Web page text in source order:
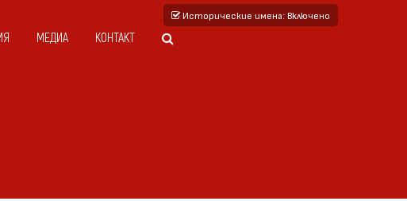
Исторические имена: Включено
МЕДИА КОНТАКТ